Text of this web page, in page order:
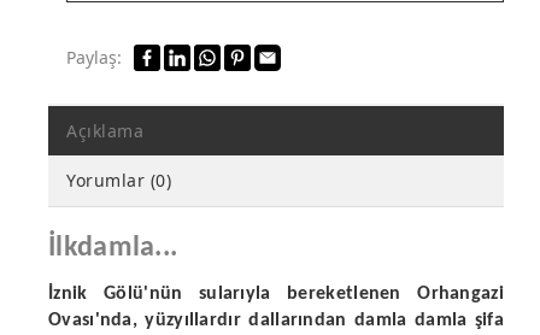
Paylaş:
Açıklama
Yorumlar (0)
İlkdamla...
İznik Gölü'nün sularıyla bereketlenen Orhangazi
Ovası'nda, yüzyıllardır dallarından damla damla şifa